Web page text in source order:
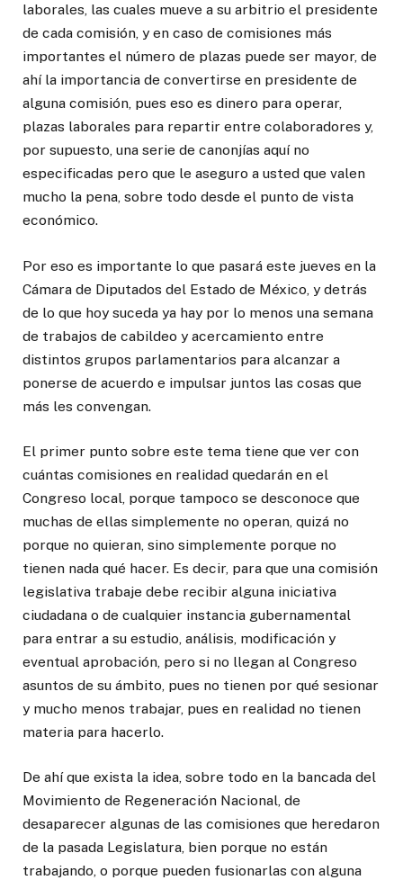
laborales, las cuales mueve a su arbitrio el presidente
de cada comisión, y en caso de comisiones más
importantes el número de plazas puede ser mayor, de
ahí la importancia de convertirse en presidente de
alguna comisión, pues eso es dinero para operar,
plazas laborales para repartir entre colaboradores y,
por supuesto, una serie de canonjías aquí no
especificadas pero que le aseguro a usted que valen
mucho la pena, sobre todo desde el punto de vista
económico.
Por eso es importante lo que pasará este jueves en la
Cámara de Diputados del Estado de México, y detrás
de lo que hoy suceda ya hay por lo menos una semana
de trabajos de cabildeo y acercamiento entre
distintos grupos parlamentarios para alcanzar a
ponerse de acuerdo e impulsar juntos las cosas que
más les convengan.
El primer punto sobre este tema tiene que ver con
cuántas comisiones en realidad quedarán en el
Congreso local, porque tampoco se desconoce que
muchas de ellas simplemente no operan, quizá no
porque no quieran, sino simplemente porque no
tienen nada qué hacer. Es decir, para que una comisión
legislativa trabaje debe recibir alguna iniciativa
ciudadana o de cualquier instancia gubernamental
para entrar a su estudio, análisis, modificación y
eventual aprobación, pero si no llegan al Congreso
asuntos de su ámbito, pues no tienen por qué sesionar
y mucho menos trabajar, pues en realidad no tienen
materia para hacerlo.
De ahí que exista la idea, sobre todo en la bancada del
Movimiento de Regeneración Nacional, de
desaparecer algunas de las comisiones que heredaron
de la pasada Legislatura, bien porque no están
trabajando, o porque pueden fusionarlas con alguna